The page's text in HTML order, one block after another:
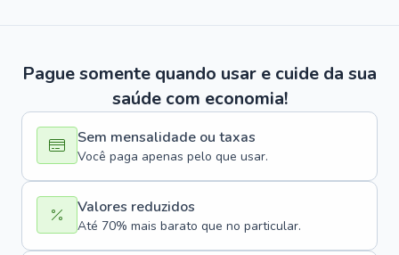
Pague somente quando usar e cuide da sua
saúde com economia!
Sem mensalidade ou taxas
Você paga apenas pelo que usar.
Valores reduzidos
Até 70% mais barato que no particular.